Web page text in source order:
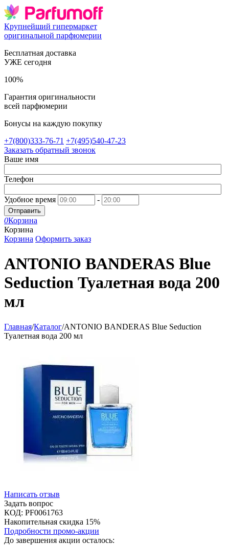
Крупнейший гипермаркет
оригинальной парфюмерии
Бесплатная доставка
УЖЕ сегодня
100%
Гарантия оригинальности
всей парфюмерии
Бонусы на каждую покупку
+7(800)333-76-71 +7(495)540-47-23
Заказать обратный звонок
Ваше имя
Телефон
Удобное время -
Отправить
0Корзина
Корзина
Корзина Оформить заказ
ANTONIO BANDERAS Blue
Seduction Туалетная вода 200
мл
Главная/Каталог/ANTONIO BANDERAS Blue Seduction
Туалетная вода 200 мл
Написать отзыв
Задать вопрос
КОД: PF0061763
Накопительная скидка 15%
Подробности промо-акции
До завершения акции осталось: